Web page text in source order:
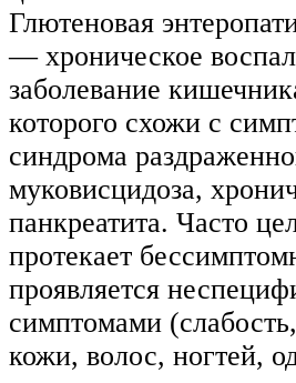
Глютеновая
— хроническое
заболевание
которого схожи с
синдрома
муковисцидоза,
панкреатита. Часто
протекает
проявляется
симптомами
кожи, волос, ногтей,